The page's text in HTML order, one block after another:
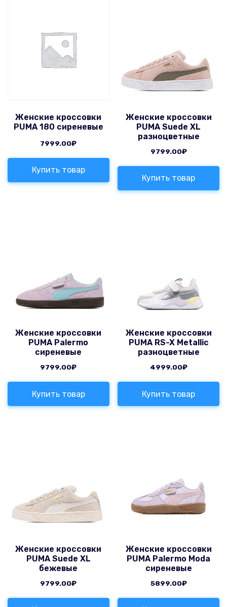
Женские кроссовки
PUMA 180 сиреневые
7999.00₽
Купить товар
Женские кроссовки
PUMA Suede XL
разноцветные
9799.00₽
Купить товар
Женские кроссовки
PUMA Palermo
сиреневые
9799.00₽
Купить товар
Женские кроссовки
PUMA RS-X Metallic
разноцветные
4999.00₽
Купить товар
Женские кроссовки
PUMA Suede XL
бежевые
9799.00₽
Женские кроссовки
PUMA Palermo Moda
сиреневые
5899.00₽